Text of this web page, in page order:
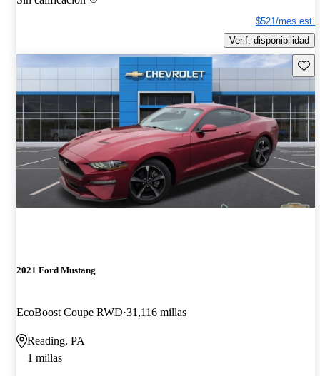
$521/mes est.
Verif. disponibilidad
2021 Ford Mustang
EcoBoost Coupe RWD 31,116 millas
Reading, PA
1 millas